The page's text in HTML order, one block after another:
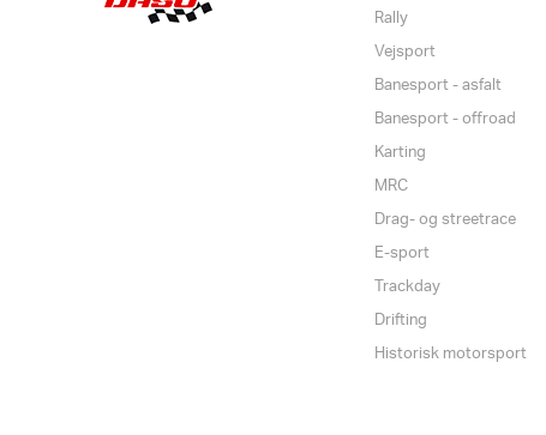
Rally
Vejsport
Banesport - asfalt
Banesport - offroad
Karting
MRC
Drag- og streetrace
E-sport
Trackday
Drifting
Historisk motorsport